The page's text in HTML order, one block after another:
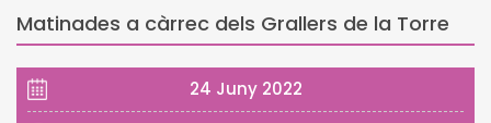
Matinades a càrrec dels Grallers de la Torre
24 Juny 2022